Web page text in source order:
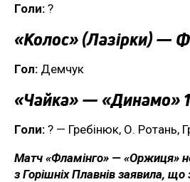
Голи: ?
«Колос» (Лазірки) —
Гол: Демчук
«Чайка» — «Динамо»
Голи: ? — Гребінюк, О. Ротань,
Матч «Фламінго» — «Оржиця»
з Горішніх Плавнів заявила, що